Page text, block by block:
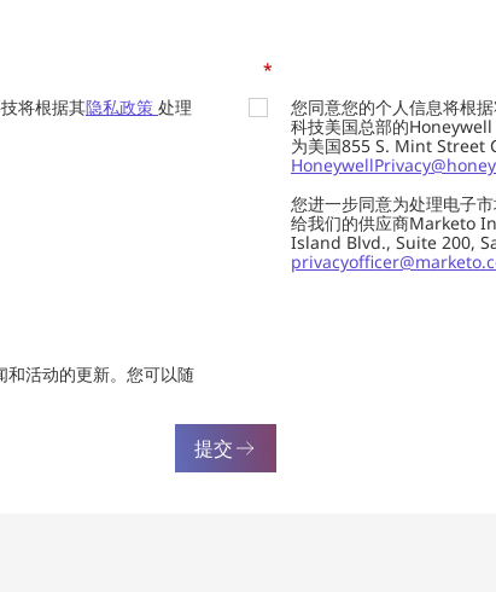
将根据其隐私政策 处理
*
您同意您的个人信息将根
科技美国总部的
为美国855 S. Mint Street
您进一步同意为处理电子
给我们的供应商Marketo
Island Blvd., Suite 200,
和活动的更新。您可以随
提交